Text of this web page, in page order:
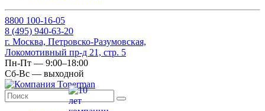
8800 100-16-05
8 (495) 940-63-20
г. Москва, Петровско-Разумовская,
Локомотивный пр-д 21, стр. 5
Пн-Пт — 9:00–18:00
Сб-Вс — выходной